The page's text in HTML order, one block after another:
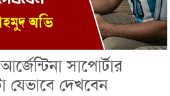
সাপোর্টার
যেভাবে দেখবেন